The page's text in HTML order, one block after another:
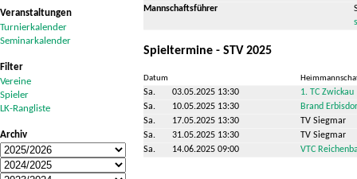
Veranstaltungen
Turnierkalender
Seminarkalender
Filter
Vereine
Spieler
LK-Rangliste
Archiv
Mannschaftsführer
Spieltermine - STV 2025
Datum
Sa. 03.05.2025 13:30
1. TC Zwickau
Sa.
10.05.2025 13:30
Brand
Sa.
17.05.2025 13:30
TV Siegmar
Sa.
31.05.2025 13:30
TV Siegmar
Sa.
14.06.2025 09:00 VTC